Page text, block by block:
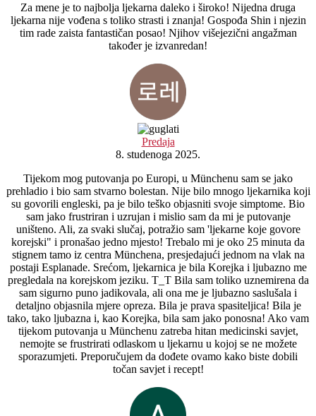
Za mene je to najbolja ljekarna daleko i široko! Nijedna druga
ljekarna nije vođena s toliko strasti i znanja! Gospođa Shin i njezin
tim rade zaista fantastičan posao! Njihov višejezični angažman
također je izvanredan!
Predaja
8. studenoga 2025.
Tijekom mog putovanja po Europi, u Münchenu sam se jako
prehladio i bio sam stvarno bolestan. Nije bilo mnogo ljekarnika koji
su govorili engleski, pa je bilo teško objasniti svoje simptome. Bio
sam jako frustriran i uzrujan i mislio sam da mi je putovanje
uništeno. Ali, za svaki slučaj, potražio sam 'ljekarne koje govore
korejski" i pronašao jedno mjesto! Trebalo mi je oko 25 minuta da
stignem tamo iz centra Münchena, presjedajući jednom na vlak na
postaji Esplanade. Srećom, ljekarnica je bila Korejka i ljubazno me
pregledala na korejskom jeziku. T_T Bila sam toliko uznemirena da
sam sigurno puno jadikovala, ali ona me je ljubazno saslušala i
detaljno objasnila mjere opreza. Bila je prava spasiteljica! Bila je
tako, tako ljubazna i, kao Korejka, bila sam jako ponosna! Ako vam
tijekom putovanja u Münchenu zatreba hitan medicinski savjet,
nemojte se frustrirati odlaskom u ljekarnu u kojoj se ne možete
sporazumjeti. Preporučujem da dođete ovamo kako biste dobili
točan savjet i recept!